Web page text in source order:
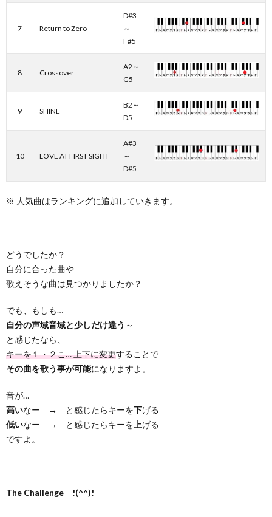
7 Return to Zero
D#3
～
F#5
8 Crossover
A2～
G5
9 SHINE
B2～
D5
10 LOVE AT FIRST SIGHT
A#3
～
D#5
※ 人気曲はランキングに追加していきます。
どうでしたか？
自分に合った曲や
歌えそうな曲は見つかりましたか？
でも、もしも…
自分の声域音域と少しだけ違う ～
と感じたなら、
キーを１・２こ… 上下に変更することで
その曲を歌う事が可能になりますよ。
音が…
高いなー → と感じたらキーを下げる
低いなー → と感じたらキーを 上げる
ですよ。
The Challenge !(^^)!